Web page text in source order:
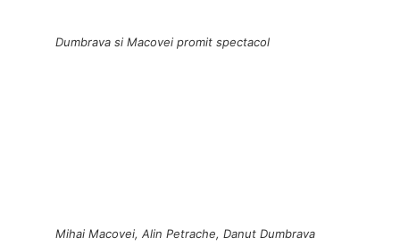
Dumbrava si Macovei promit spectacol
Mihai Macovei, Alin Petrache, Danut Dumbrava